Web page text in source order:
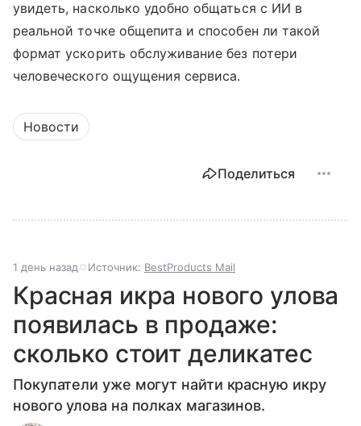
увидеть, насколько удобно общаться с ИИ в
реальной точке общепита и способен ли такой
формат ускорить обслуживание без потери
человеческого ощущения сервиса.
Новости
Поделиться
1 день назад Источник: BestProducts Mail
Красная икра нового улова
появилась в продаже:
сколько стоит деликатес
Покупатели уже могут найти красную икру
нового улова на полках магазинов.